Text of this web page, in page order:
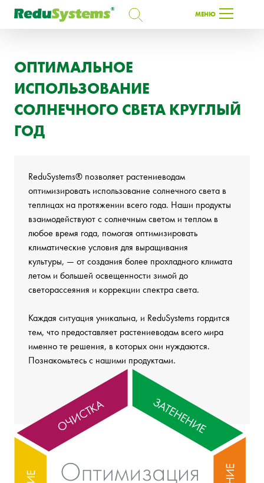
МЕНЮ
RU
ОПТИМАЛЬНОЕ
ИСПОЛЬЗОВАНИЕ
СОЛНЕЧНОГО СВЕТА КРУГЛЫЙ
ГОД
ReduSystems® позволяет растениеводам
оптимизировать использование солнечного света в
теплицах на протяжении всего года. Наши продукты
взаимодействуют с солнечным светом и теплом в
любое время года, помогая оптимизировать
климатические условия для выращивания
культуры, — от создания более прохладного климата
летом и большей освещенности зимой до
светорассеяния и коррекции спектра света.
Каждая ситуация уникальна, и ReduSystems гордится
тем, что предоставляет растениеводам всего мира
именно те решения, в которых они нуждаются.
Познакомьтесь с нашими продуктами.